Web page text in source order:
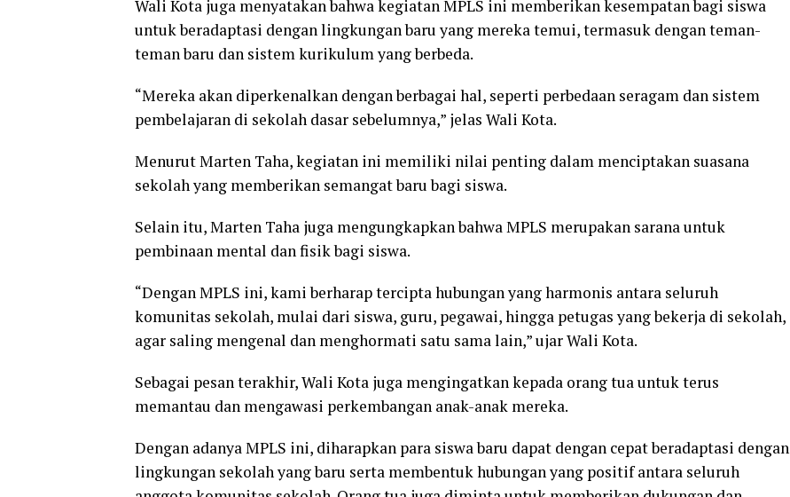
Wali Kota juga menyatakan bahwa kegiatan MPLS ini memberikan kesempatan bagi siswa
untuk beradaptasi dengan lingkungan baru yang mereka temui, termasuk dengan teman-
teman baru dan sistem kurikulum yang berbeda.
“Mereka akan diperkenalkan dengan berbagai hal, seperti perbedaan seragam dan sistem
pembelajaran di sekolah dasar sebelumnya,” jelas Wali Kota.
Menurut Marten Taha, kegiatan ini memiliki nilai penting dalam menciptakan suasana
sekolah yang memberikan semangat baru bagi siswa.
Selain itu, Marten Taha juga mengungkapkan bahwa MPLS merupakan sarana untuk
pembinaan mental dan fisik bagi siswa.
“Dengan MPLS ini, kami berharap tercipta hubungan yang harmonis antara seluruh
komunitas sekolah, mulai dari siswa, guru, pegawai, hingga petugas yang bekerja di sekolah,
agar saling mengenal dan menghormati satu sama lain,” ujar Wali Kota.
Sebagai pesan terakhir, Wali Kota juga mengingatkan kepada orang tua untuk terus
memantau dan mengawasi perkembangan anak-anak mereka.
Dengan adanya MPLS ini, diharapkan para siswa baru dapat dengan cepat beradaptasi dengan
lingkungan sekolah yang baru serta membentuk hubungan yang positif antara seluruh